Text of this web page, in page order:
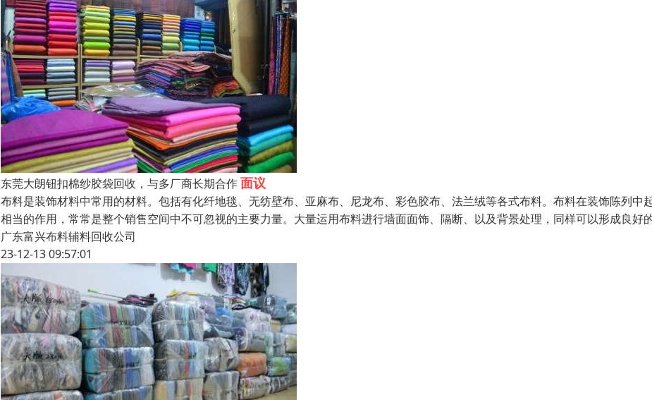
东莞大朗钮扣棉纱胶袋回收，与多厂商长期合作面议
布料是装饰材料中常用的材料。包括有化纤地毯、无纺壁布、亚麻布、尼龙布、彩色胶布、法兰绒等各式布料。布料在装饰陈列中
相当的作用，常常是整个销售空间中不可忽视的主要力量。大量运用布料进行墙面面饰、隔断、以及背景处理，同样可以形成良好
广东富兴布料辅料回收公司
23-12-13 09:57:01